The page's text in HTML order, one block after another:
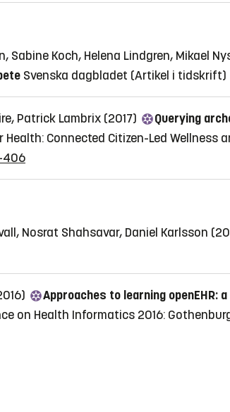
Sabine Koch, Helena Lindgren, Mikael
Svenska dagbladet (Artikel i tidskrift)
Patrick Lambrix (2017)
Querying
Connected Citizen-Led Wellness
406
Nosrat Shahsavar, Daniel Karlsson
Approaches to learning
on Health Informatics 2016: